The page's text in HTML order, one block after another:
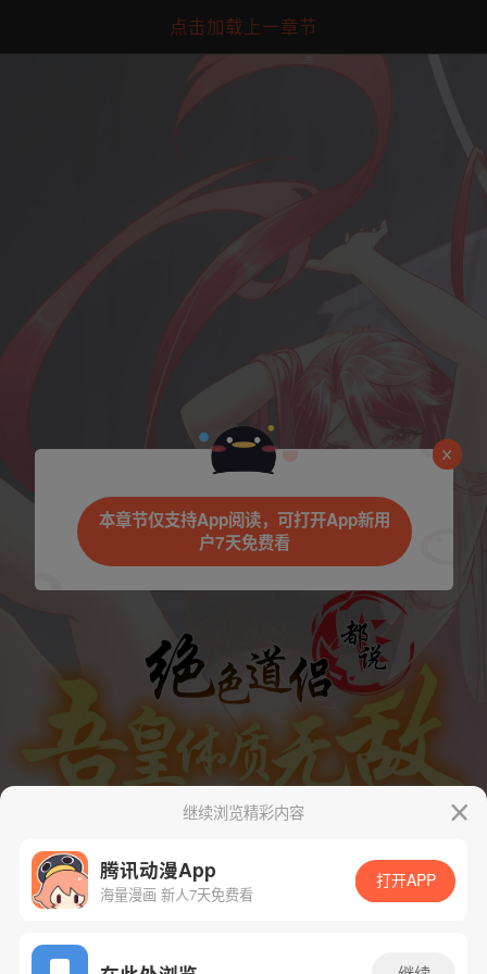
点击加载上一章节
App免费看
继续浏览精彩内容
腾讯动漫App
海量漫画 新人7天免费看
打开APP
本章节仅支持App阅读，可打开App新用
户7天免费看